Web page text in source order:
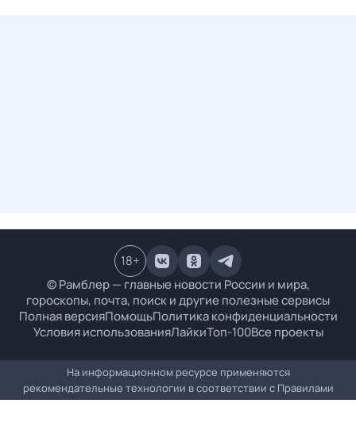
© Рамблер — главные новости России и мира,
гороскопы, почта, поиск и другие полезные сервисы
Полная версияПомощьПолитика конфиденциальности
Условия использованияЛайкиТоп-100Все проекты
18+
На информационном ресурсе применяются
рекомендательные технологии в соответствии с Правилами